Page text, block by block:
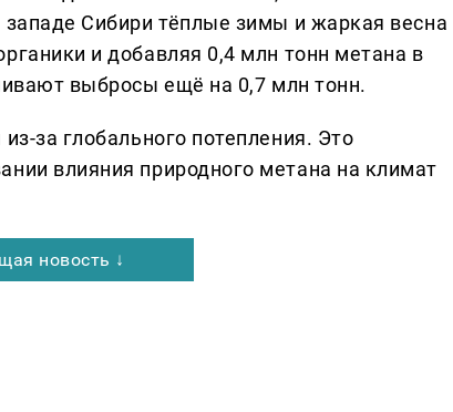
Сибири тёплые зимы и жаркая весна
и добавляя 0,4 млн тонн метана в
выбросы ещё на 0,7 млн тонн.
за глобального потепления. Это
влияния природного метана на климат
новость ↓